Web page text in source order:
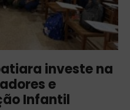
investe na
e
Infantil